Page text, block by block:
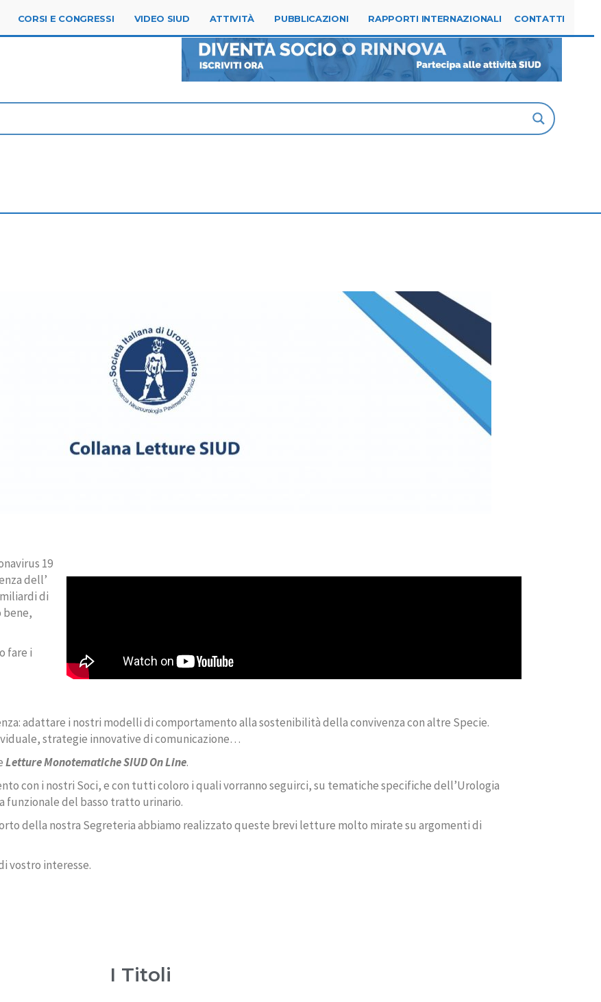
Tel. 0523.315144 segreteria@siud.it
CORSI E CONGRESSI VIDEO SIUD ATTIVITÀ PUBBLICAZIONI RAPPORTI INTERNAZIONALI CONTATTI
19
dell’
di
bene,
fare i
adattare i nostri modelli di comportamento alla sostenibilità della convivenza con altre Specie.
strategie innovative di comunicazione…
Letture Monotematiche SIUD On Line.
con i nostri Soci, e con tutti coloro i quali vorranno seguirci, su tematiche specifiche dell’Urologia
funzionale del basso tratto urinario.
della nostra Segreteria abbiamo realizzato queste brevi letture molto mirate su argomenti di
vostro interesse.
I Titoli